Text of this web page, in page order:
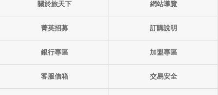
單團產品代碼:
出發日期: ()
關於旅天下 網站導覽
菁英招募 訂購說明
銀行專區 加盟專區
客服信箱 交易安全